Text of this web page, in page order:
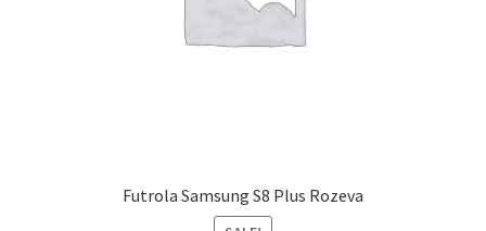
Futrola Samsung S8 Plus Rozeva